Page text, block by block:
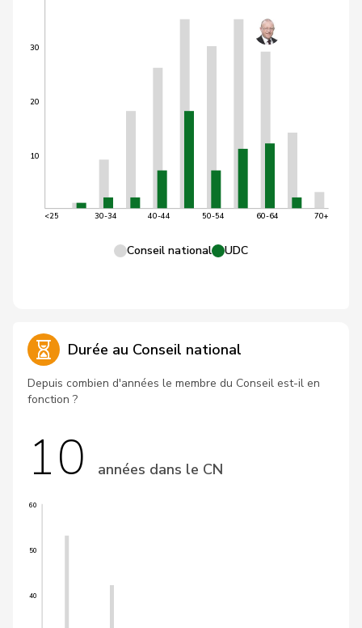
10
20
30
<25 30-34 40-44 50-54 60-64 70+
Conseil national UDC
Durée au Conseil national
Depuis combien d'années le membre du Conseil est-il en
fonction ?
10 années dans le CN
40
50
60